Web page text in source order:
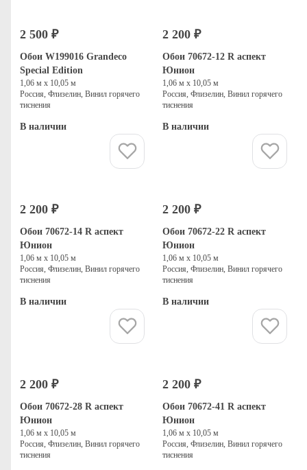
2 500 ₽
Обои W199016 Grandeco
Special Edition
1,06 м х 10,05 м
Россия, Флизелин, Винил горячего
тиснения
В наличии
2 200 ₽
Обои 70672-12 R аспект
Юнион
1,06 м х 10,05 м
Россия, Флизелин, Винил горячего
тиснения
В наличии
2 200 ₽
Обои 70672-14 R аспект
Юнион
1,06 м х 10,05 м
Россия, Флизелин, Винил горячего
тиснения
В наличии
2 200 ₽
Обои 70672-22 R аспект
Юнион
1,06 м х 10,05 м
Россия, Флизелин, Винил горячего
тиснения
В наличии
2 200 ₽
Обои 70672-28 R аспект
Юнион
1,06 м х 10,05 м
Россия, Флизелин, Винил горячего
тиснения
2 200 ₽
Обои 70672-41 R аспект
Юнион
1,06 м х 10,05 м
Россия, Флизелин, Винил горячего
тиснения